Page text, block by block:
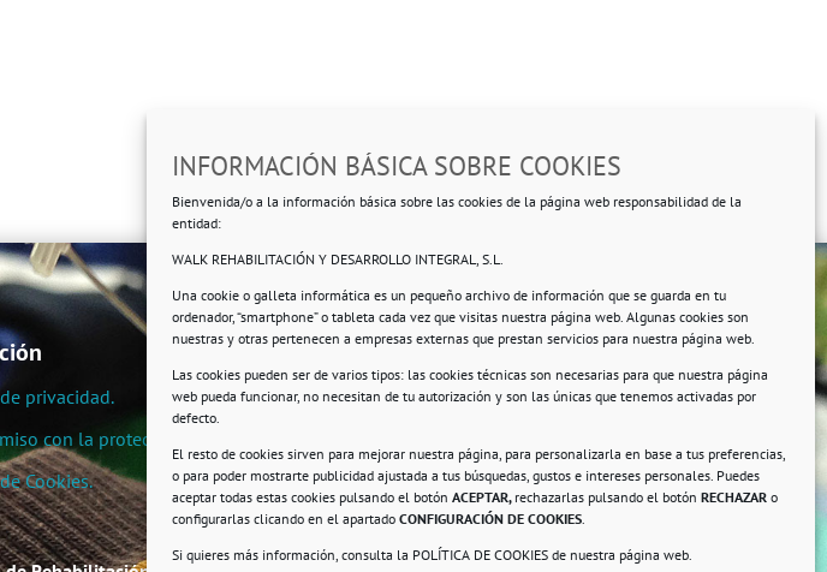
INFORMACIÓN BÁSICA SOBRE COOKIES
Bienvenida/o a la información básica sobre las cookies de la página web responsabilidad de la
entidad:
WALK REHABILITACIÓN Y DESARROLLO INTEGRAL, S.L.
Una cookie o galleta informática es un pequeño archivo de información que se guarda en tu
ordenador, “smartphone” o tableta cada vez que visitas nuestra página web. Algunas cookies son
nuestras y otras pertenecen a empresas externas que prestan servicios para nuestra página web.
Las cookies pueden ser de varios tipos: las cookies técnicas son necesarias para que nuestra página
web pueda funcionar, no necesitan de tu autorización y son las únicas que tenemos activadas por
defecto.
El resto de cookies sirven para mejorar nuestra página, para personalizarla en base a tus preferencias,
o para poder mostrarte publicidad ajustada a tus búsquedas, gustos e intereses personales. Puedes
aceptar todas estas cookies pulsando el botón ACEPTAR, rechazarlas pulsando el botón RECHAZAR o
configurarlas clicando en el apartado CONFIGURACIÓN DE COOKIES.
Si quieres más información, consulta la POLÍTICA DE COOKIES de nuestra página web.
privacidad.
con la protección de datos personales.
Cookies.